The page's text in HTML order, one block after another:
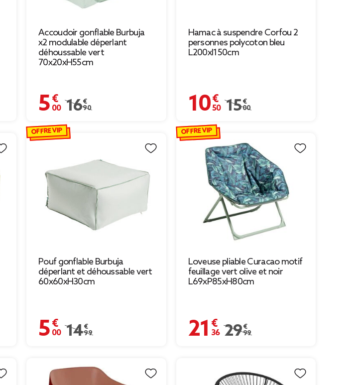
€
Accoudoir gonflable Burbuja
x2 modulable déperlant
déhoussable vert
70x20xH55cm
5,00 €
Prix remisé de 16,90 € à 5,00 €
16,90 €
Hamac à suspendre Corfou 2
personnes polycoton bleu
L200xl150cm
10,50 €
Prix remisé de 15,00 € à 10,50 €
15,00 €
€
Pouf gonflable Burbuja
déperlant et déhoussable vert
60x60xH30cm
5,00 €
Prix remisé de 14,99 € à 5,00 €
14,99 €
OFFRE VIP
Loveuse pliable Curacao motif
feuillage vert olive et noir
L69xP85xH80cm
21,36 €
Prix remisé de 29,99 € à 21,36 €
29,99 €
OFFRE VIP